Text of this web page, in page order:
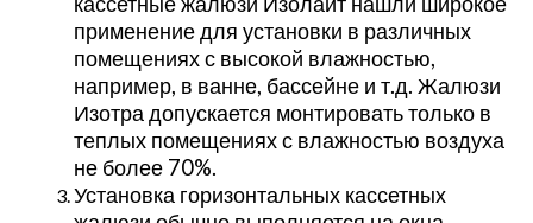
применение для установки в различных
помещениях с высокой влажностью,
например, в ванне, бассейне и т.д. Жалюзи
Изотра допускается монтировать только в
теплых помещениях с влажностью воздуха
не более 70%.
Установка горизонтальных кассетных